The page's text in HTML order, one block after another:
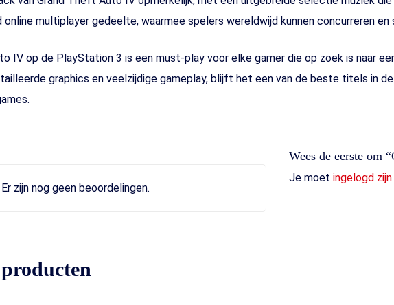
multiplayer gedeelte, waarmee spelers wereldwijd kunnen concurreren en
IV op de PlayStation 3 is een must-play voor elke gamer die op zoek is naar
graphics en veelzijdige gameplay, blijft het een van de beste titels in
Er zijn nog geen beoordelingen.
Wees de eerste om
Je moetingelogd zijn